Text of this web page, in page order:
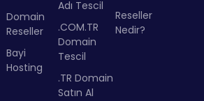
Domain
Reseller
Bayi
Hosting
Adı Tescil
.COM.TR
Domain
Tescil
.TR Domain
Satın Al
Reseller
Nedir?